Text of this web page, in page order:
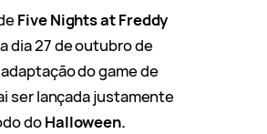
Five Nights at Freddy
dia 27 de outubro de
do game de
ser lançada justamente
doHalloween.